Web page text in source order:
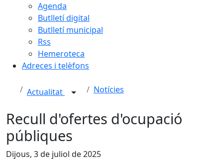
Agenda
Butlletí digital
Butlletí municipal
Rss
Hemeroteca
Adreces i telèfons
Actualitat Notícies
Recull d'ofertes d'ocupació
públiques
Dijous, 3 de juliol de 2025